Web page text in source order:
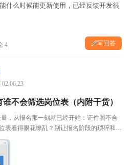
什么时候能更新使用，已经反馈开发很
4 写回答
02:06:23
不会筛选岗位表（内附干货）
，从报名那一刻就已经开始：证件照不合
表看得眼花缭乱？别让报名阶段的琐碎和犹
证件照、职位表筛选，两大报考难题，用W
冲刺刷题。01一台...